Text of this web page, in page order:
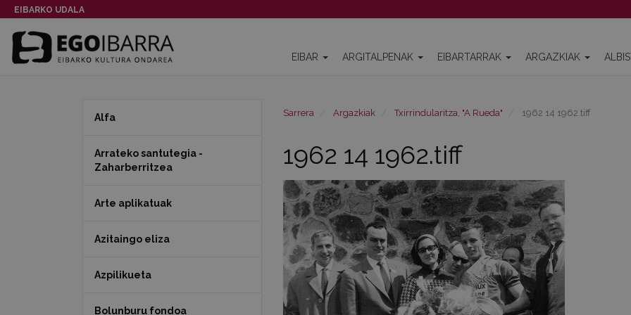
EIBARKO UDALA
EIBAR ARGITALPENAK EIBARTARRAK ARGAZKIAK
Sarrera Argazkiak Txirrindularitza, "A Rueda" 1962 14 1962.tiff
1962 14 1962.tiff
Alfa
Arrateko santutegia -
Zaharberritzea
Arte aplikatuak
Azitaingo eliza
Azpilikueta
Bolunburu fondoa